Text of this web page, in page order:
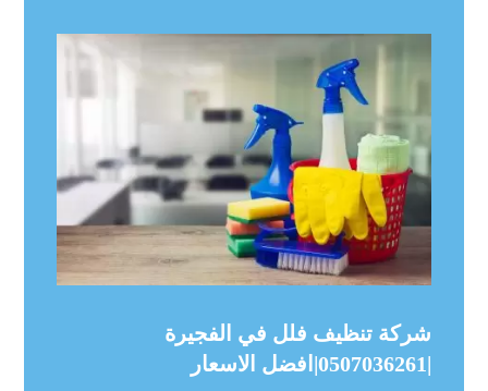
شركة تنظيف فلل في الفجيرة
|0507036261|افضل الاسعار